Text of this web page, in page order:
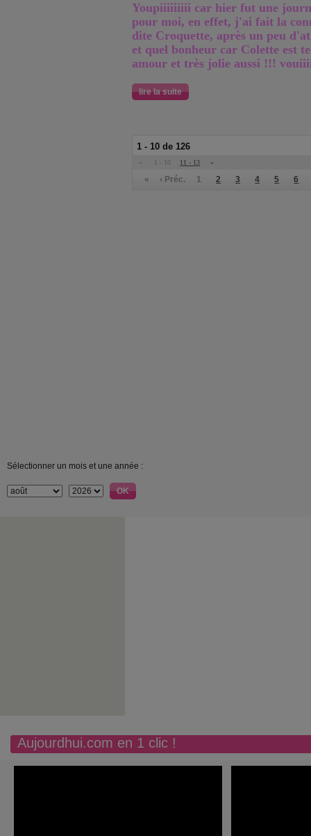
Youpiiiiiiiii car hier fut une
pour moi, en effet, j'ai fait la
dite Croquette, après un peu
et quel bonheur car Colette est
amour et très jolie aussi !!!
lire la suite
1 - 10 de 126
« 1 - 10 11 - 13 »
« ‹ Préc. 1 2 3 4 5 6
Sélectionner un mois et une année :
Aujourdhui.com en 1 clic !